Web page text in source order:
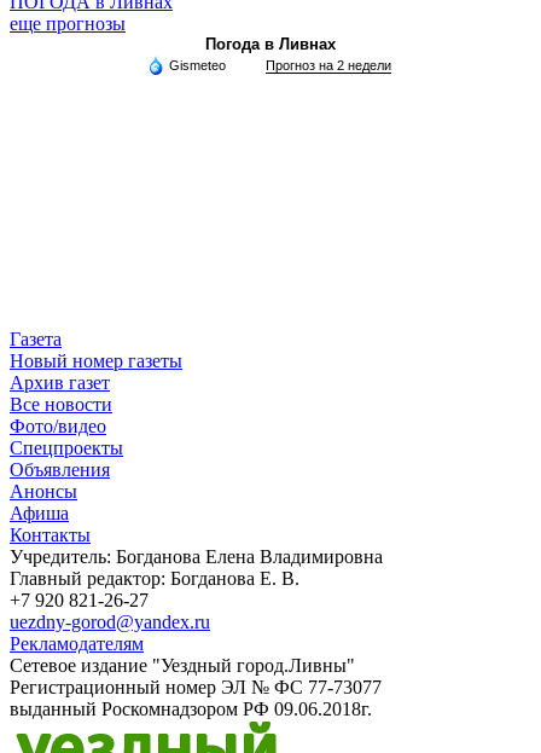
еще прогнозы
Погода в Ливнах
Gismeteo Прогноз на 2 недели
Газета
Новый номер газеты
Архив газет
Все новости
Фото/видео
Спецпроекты
Объявления
Анонсы
Афиша
Контакты
Учредитель: Богданова Елена Владимировна
Главный редактор: Богданова Е. В.
+7 920 821-26-27
uezdny-gorod@yandex.ru
Рекламодателям
Сетевое издание "Уездный город.Ливны"
Регистрационный номер ЭЛ № ФС 77-73077
выданный Роскомнадзором РФ 09.06.2018г.